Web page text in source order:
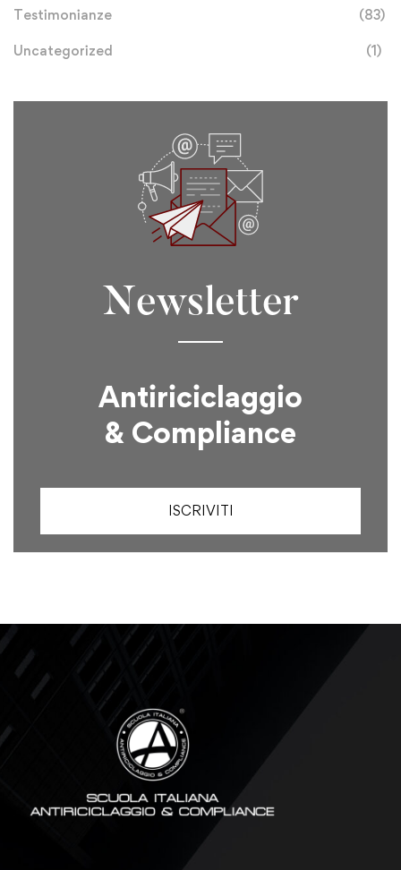
Testimonianze (83)
Uncategorized (1)
Newsletter
Antiriciclaggio
& Compliance
ISCRIVITI